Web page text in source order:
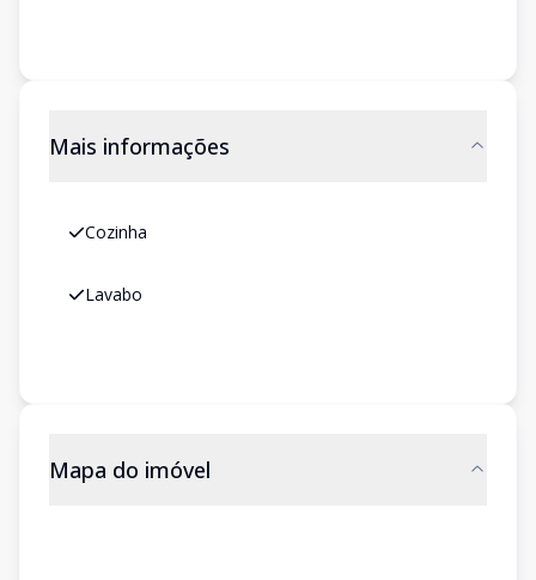
Mais informações
Cozinha
Lavabo
Mapa do imóvel